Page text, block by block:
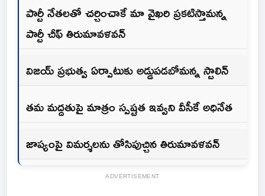
పార్టీ నేతలతో చర్చించాకే మా వైఖరి ప్రకటిస్తామన్న
పార్టీ చీఫ్‌ తిరుమావళవన్
విజయ్ ప్రభుత్వ ఏర్పాటుకు అడ్డుపడబోమన్న స్టాలిన్
తమ మద్దతుపై మాత్రం స్పష్టత ఇవ్వని వీసీకే అధినేత‌
జాప్యంపై విమర్శలను తోసిపుచ్చిన తిరుమావళవన్
ADVERTISEMENT